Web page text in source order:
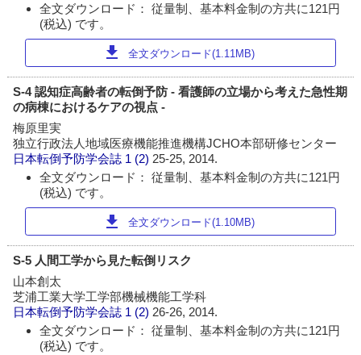
全文ダウンロード： 従量制、基本料金制の方共に121円
(税込) です。
download 全文ダウンロード(1.11MB)
S-4 認知症高齢者の転倒予防 - 看護師の立場から考えた急性期
の病棟におけるケアの視点 -
梅原里実
独立行政法人地域医療機能推進機構JCHO本部研修センター
日本転倒予防学会誌 1 (2) 25-25, 2014.
全文ダウンロード： 従量制、基本料金制の方共に121円
(税込) です。
download 全文ダウンロード(1.10MB)
S-5 人間工学から見た転倒リスク
山本創太
芝浦工業大学工学部機械機能工学科
日本転倒予防学会誌 1 (2) 26-26, 2014.
全文ダウンロード： 従量制、基本料金制の方共に121円
(税込) です。